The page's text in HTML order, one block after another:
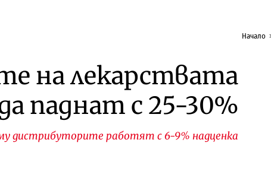
Начало
на лекарствата
паднат с 25-30%
дистрибуторите работят с 6-9% надценка